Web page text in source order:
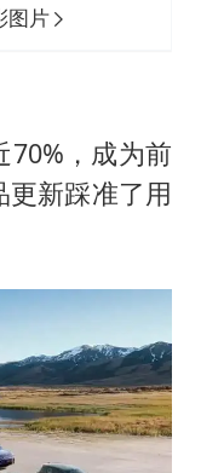
图片
70%，成为前
新踩准了用